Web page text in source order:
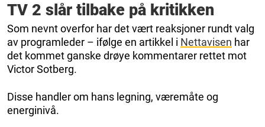
TV 2 slår tilbake på kritikken
Som nevnt overfor har det vært reaksjoner rundt valg
av programleder – ifølge en artikkel i Nettavisen har
det kommet ganske drøye kommentarer rettet mot
Victor Sotberg.
Disse handler om hans legning, væremåte og
energinivå.